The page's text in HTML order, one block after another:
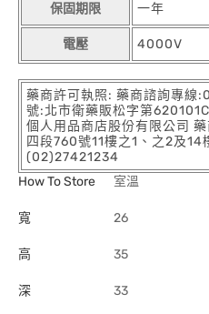
保固期限 一年
電壓 4000V
藥商許可執照: 藥商諮詢專
號:北市衛藥販松字第
個人用品商店股份有限公司
四段760號11樓之1、之2及14
(02)27421234
How To Store
室溫
寬 26
高 35
深 33